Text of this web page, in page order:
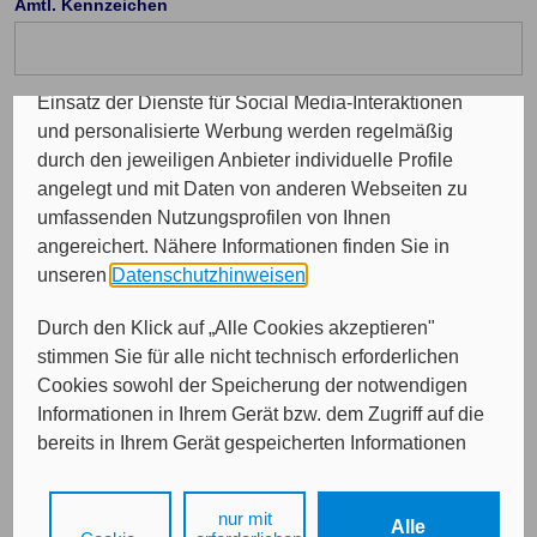
Programme sowie für personalisierte Werbung.
weitere Verantwortliche weitergegeben. Bei dem
Einsatz der Dienste für Social Media-Interaktionen
und personalisierte Werbung werden regelmäßig
durch den jeweiligen Anbieter individuelle Profile
angelegt und mit Daten von anderen Webseiten zu
umfassenden Nutzungsprofilen von Ihnen
angereichert. Nähere Informationen finden Sie in
unseren Datenschutzhinweisen
Durch den Klick auf „Alle Cookies akzeptieren"
stimmen Sie für alle nicht technisch erforderlichen
Cookies sowohl der Speicherung der notwendigen
Informationen in Ihrem Gerät bzw. dem Zugriff auf die
bereits in Ihrem Gerät gespeicherten Informationen
Ihrer Daten zu den angegebenen Zwecken in unseren
Datenschutzhinweisengemäß Art. 6 Abs. 1 lit. a
Alle
nur mit
Amtl. Kennzeichen
Telefon Vorwahl: (optional)
Durchwahl (optional)